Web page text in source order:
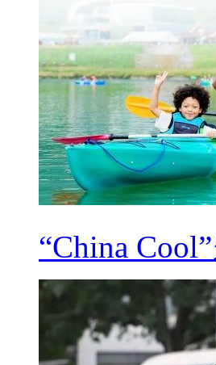
“China